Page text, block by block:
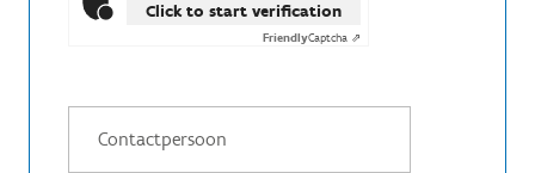
Click to start verification
FriendlyCaptcha ⇗